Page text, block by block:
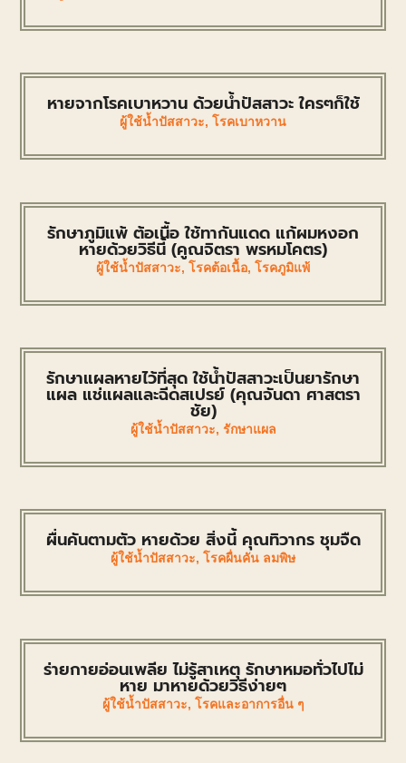
หายจากโรคเบาหวาน ด้วยน้ำปัสสาวะ ใครๆก็ใช้
ผู้ใช้น้ำปัสสาวะ, โรคเบาหวาน
รักษาภูมิแพ้ ต้อเนื้อ ใช้ทากันแดด แก้ผมหงอก
หายด้วยวิธีนี้ (คูณจิตรา พรหมโคตร)
ผู้ใช้น้ำปัสสาวะ, โรคต้อเนื้อ, โรคภูมิแพ้
รักษาแผลหายไว้ที่สุด ใช้น้ำปัสสาวะเป็นยารักษา
แผล แช่แผลและฉีดสเปรย์ (คุณจันดา ศาสตรา
ชัย)
ผู้ใช้น้ำปัสสาวะ, รักษาแผล
ผื่นคันตามตัว หายด้วย สิ่งนี้ คุณทิวากร ชุมจืด
ผู้ใช้น้ำปัสสาวะ, โรคผื่นคัน ลมพิษ
ร่ายกายอ่อนเพลีย ไม่รู้สาเหตุ รักษาหมอทั่วไปไม่
หาย มาหายด้วยวิธีง่ายๆ
ผู้ใช้น้ำปัสสาวะ, โรคและอาการอื่น ๆ